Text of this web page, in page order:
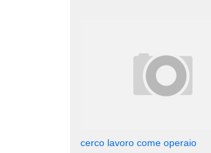
cerco lavoro come operaio